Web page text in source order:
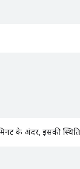
के अंदर, इसकी स्थिति